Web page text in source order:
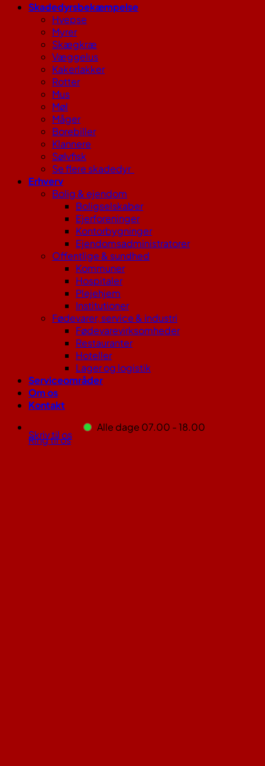
Skadedyrsbekæmpelse
Hvepse
Myrer
Skægkræ
Væggelus
Kakerlakker
Rotter
Mus
Møl
Måger
Borebiller
Klannere
Sølvfisk
Se flere skadedyr
Erhverv
Bolig & ejendom
Boligselskaber
Ejerforeninger
Kontorbygninger
Ejendomsadministratorer
Offentlige & sundhed
Kommuner
Hospitaler
Plejehjem
Institutioner
Fødevarer, service & industri
Fødevarevirksomheder
Restauranter
Hoteller
Lager og logistik
Serviceområder
Om os
Kontakt
Alle dage 07.00 - 18.00
Ring til os
Skriv til os